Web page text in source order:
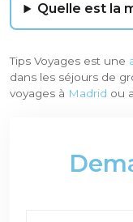
Quelle est la
Tips Voyages est une
dans les séjours de
voyages à Madrid ou